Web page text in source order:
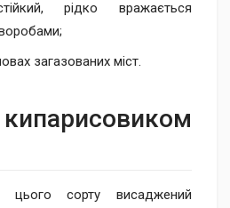
рідко вражається
загазованих міст.
цього сорту висаджений